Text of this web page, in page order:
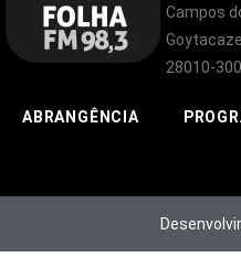
Campos
28010-300
ABRANGÊNCIA